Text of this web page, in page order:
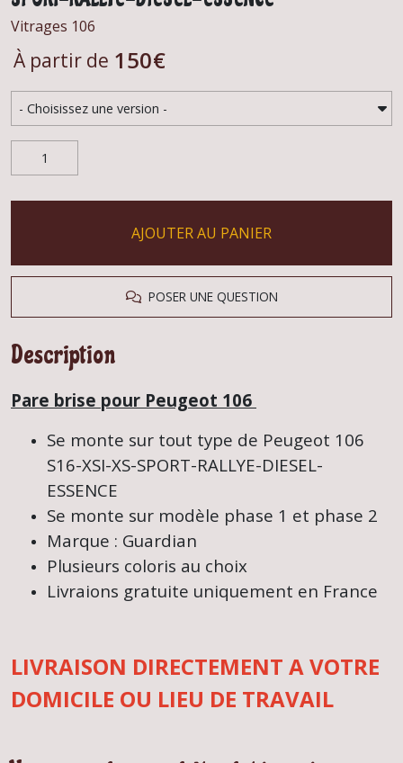
Vitrages 106
À partir de 150€
AJOUTER AU PANIER
POSER UNE QUESTION
Description
Pare brise pour Peugeot 106
Se monte sur tout type de Peugeot 106
S16-XSI-XS-SPORT-RALLYE-DIESEL-
ESSENCE
Se monte sur modèle phase 1 et phase 2
Marque : Guardian
Plusieurs coloris au choix
Livraions gratuite uniquement en France
LIVRAISON DIRECTEMENT A VOTRE
DOMICILE OU LIEU DE TRAVAIL